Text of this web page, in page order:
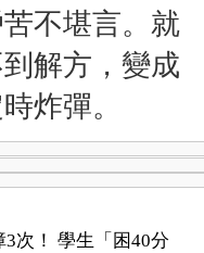
不堪言。就
解方，變成
炸彈。
3次！ 學生「困40分